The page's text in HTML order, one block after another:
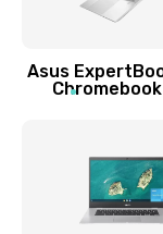
Asus